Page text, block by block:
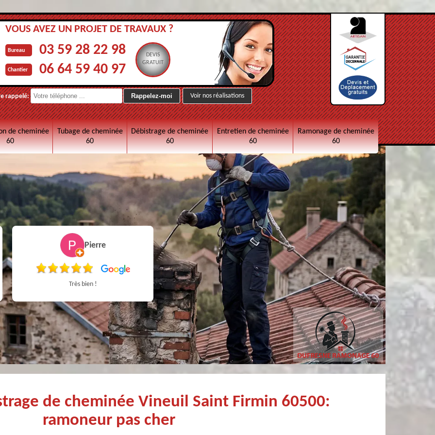
VOUS AVEZ UN PROJET DE TRAVAUX ?
Bureau 03 59 28 22 98
Chantier 06 64 59 40 97
DEVIS
GRATUIT
rappelé: Voir nos réalisations
de cheminée
60
Tubage de cheminée
60
Débistrage de cheminée
60
Entretien de cheminée
60
Ramonage de cheminée
60
Pierre
Très bien !
Christophe Mce
Très professionnel et surtout un rendez vous rapide pour un ramonage efficace
Simon Bataille-
Vandereecken
de cheminée Vineuil Saint Firmin 60500:
ramoneur pas cher